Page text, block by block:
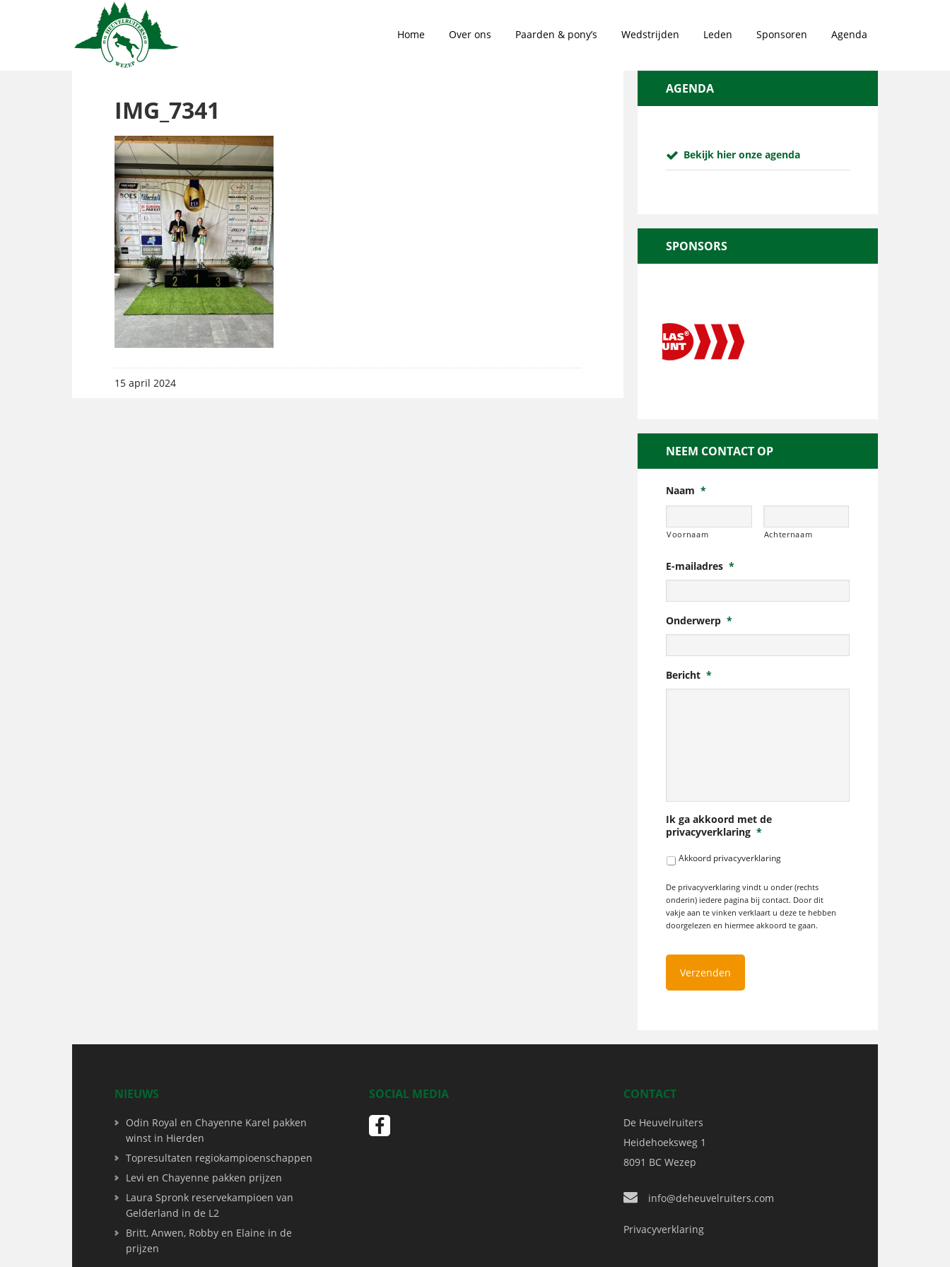
Home Over ons Paarden & pony’s Wedstrijden Leden Sponsoren Agenda
IMG_7341
15 april 2024
AGENDA
Bekijk hier onze agenda
SPONSORS
NEEM CONTACT OP
Naam *
Voornaam Achternaam
E-mailadres *
Onderwerp *
Bericht *
Ik ga akkoord met de
privacyverklaring *
Akkoord privacyverklaring
De privacyverklaring vindt u onder (rechts
onderin) iedere pagina bij contact. Door dit
vakje aan te vinken verklaart u deze te hebben
doorgelezen en hiermee akkoord te gaan.
NIEUWS
Odin Royal en Chayenne Karel pakken
winst in Hierden
Topresultaten regiokampioenschappen
Levi en Chayenne pakken prijzen
Laura Spronk reservekampioen van
Gelderland in de L2
Britt, Anwen, Robby en Elaine in de
prijzen
SOCIAL MEDIA CONTACT
De Heuvelruiters
Heidehoeksweg 1
8091 BC Wezep
info@deheuvelruiters.com
Privacyverklaring